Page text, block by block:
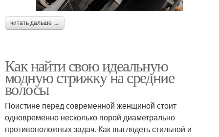
читать дальше →
Как найти свою идеальную
модную стрижку на средние
волосы
Поистине перед современной женщиной стоит
одновременно несколько порой диаметрально
противоположных задач. Как выглядеть стильной и